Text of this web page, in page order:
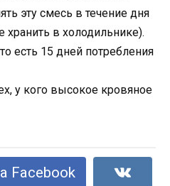
эту смесь в течение дня
в холодильнике).
есть 15 дней потребления
у кого высокое кровяное
Facebook